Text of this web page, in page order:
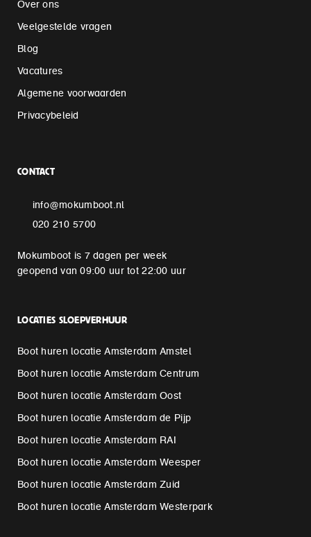
Over ons
Veelgestelde vragen
Blog
Vacatures
Algemene voorwaarden
Privacybeleid
CONTACT
info@mokumboot.nl
020 210 5700
Mokumboot is 7 dagen per week
geopend van 09:00 uur tot 22:00 uur
LOCATIES SLOEPVERHUUR
Boot huren locatie Amsterdam Amstel
Boot huren locatie Amsterdam Centrum
Boot huren locatie Amsterdam Oost
Boot huren locatie Amsterdam de Pijp
Boot huren locatie Amsterdam RAI
Boot huren locatie Amsterdam Weesper
Boot huren locatie Amsterdam Zuid
Boot huren locatie Amsterdam Westerpark